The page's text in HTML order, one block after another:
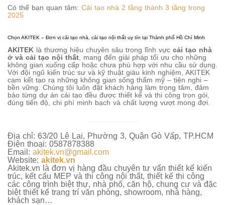
Có thể bạn quan tâm: Cải tạo nhà 2 tầng thành 3 tầng trong
2025
Chọn AKITEK – Đơn vị cải tạo nhà, cải tạo nội thất uy tín tại Thành phố Hồ Chí Minh
AKITEK là thương hiệu chuyên sâu trong lĩnh vực cải tạo nhà
ở và cải tạo nội thất , mang đến giải pháp tối ưu cho những
không gian xuống cấp hoặc chưa phù hợp với nhu cầu sử dụng.
Với đội ngũ kiến trúc sư và kỹ thuật giàu kinh nghiệm, AKITEK
cam kết tạo ra những không gian sống thẩm mỹ – tiện nghi –
bền vững. Chúng tôi luôn đặt khách hàng làm trọng tâm, đảm
bảo từng dự án cải tạo đều được thiết kế và thi công trọn gói,
đúng tiến độ, chi phí minh bạch và chất lượng vượt mong đợi.
Địa chỉ: 63/20 Lê Lai, Phường 3, Quận Gò Vấp, TP.HCM
Điện thoại: 0587878388
Email: akitek.vn@gmail.com
Website: akitek.vn
Akitek.vn là đơn vị hàng đầu chuyên tư vấn thiết kế kiến
trúc, kết cấu MEP và thi công nội thất, thiết kế thi công
các công trình biệt thự, nhà phố, căn hộ, chung cư và đặc
biệt thiết kế trang trí văn phòng, showroom, nhà hàng,
khách sạn…